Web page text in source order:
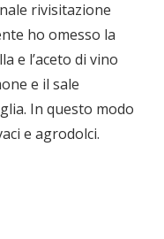
rivisitazione
ho omesso la
e l’aceto di vino
e il sale
In questo modo
e agrodolci.